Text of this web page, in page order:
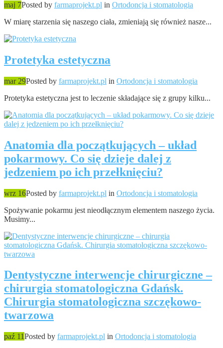
maj 7Posted by farmaprojekt.pl in Ortodoncja i stomatologia
W miarę starzenia się naszego ciała, zmieniają się również nasze...
Protetyka estetyczna
mar 29Posted by farmaprojekt.pl in Ortodoncja i stomatologia
Protetyka estetyczna jest to leczenie składające się z grupy kilku...
Anatomia dla początkujących – układ
pokarmowy. Co się dzieje dalej z
jedzeniem po ich przełknięciu?
wrz 16Posted by farmaprojekt.pl in Ortodoncja i stomatologia
Spożywanie pokarmu jest nieodłącznym elementem naszego życia.
Musimy...
Dentystyczne interwencje chirurgiczne –
chirurgia stomatologiczna Gdańsk.
Chirurgia stomatologiczna szczękowo-
twarzowa
paź 11Posted by farmaprojekt.pl in Ortodoncja i stomatologia